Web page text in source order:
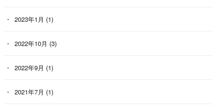
2023年1月 (1)
2022年10月 (3)
2022年9月 (1)
2021年7月 (1)